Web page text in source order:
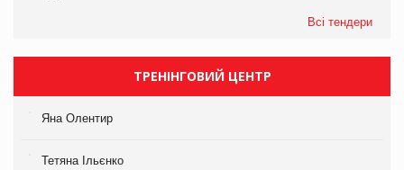
Всі тендери
ТРЕНІНГОВИЙ ЦЕНТР
Яна Олентир
Тетяна Ільєнко